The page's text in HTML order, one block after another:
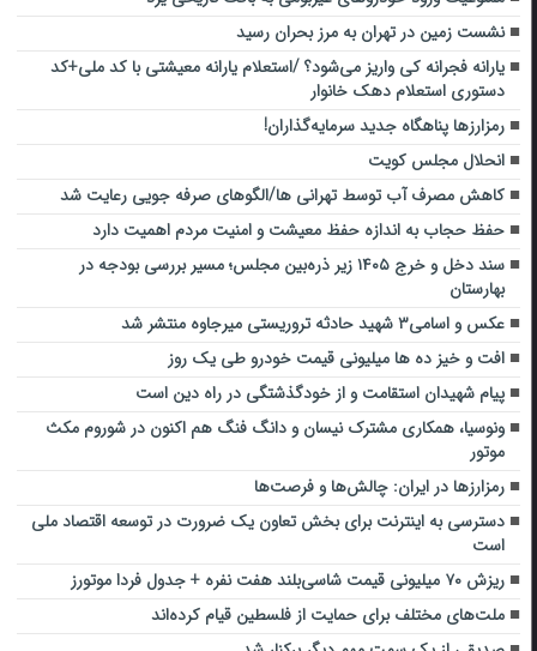
نشست زمین در تهران به مرز بحران رسید
یارانه فجرانه کی واریز می‌شود؟ /استعلام یارانه معیشتی با کد ملی+کد
دستوری استعلام دهک خانوار
رمزارزها پناهگاه جدید سرمایه‌گذاران!
انحلال مجلس کویت
کاهش مصرف آب توسط تهرانی ها/الگوهای صرفه جویی رعایت شد
حفظ حجاب به اندازه حفظ معیشت و امنیت مردم اهمیت دارد
سند دخل و خرج ۱۴۰۵ زیر ذره‌بین مجلس؛ مسیر بررسی بودجه در
بهارستان
عکس و اسامی۳ شهید حادثه تروریستی میرجاوه منتشر شد
افت و خیز ده ها میلیونی قیمت خودرو طی یک روز
پیام شهیدان استقامت و از خودگذشتگی در راه دین است
ونوسیا، همکاری مشترک نیسان و دانگ فنگ هم اکنون در شوروم مکث
موتور
رمزارزها در ایران: چالش‌ها و فرصت‌ها
دسترسی به اینترنت برای بخش تعاون یک ضرورت در توسعه اقتصاد ملی
است
ریزش ۷۰ میلیونی قیمت شاسی‌بلند هفت نفره + جدول فردا موتورز
ملت‌های مختلف برای حمایت از فلسطین قیام کرده‌اند